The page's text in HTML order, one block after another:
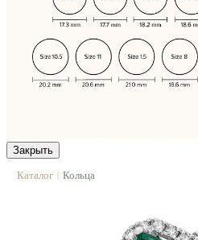
Закрыть
Каталог | Кольца